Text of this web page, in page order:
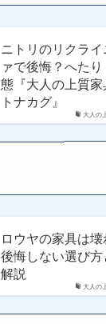
大人の
ニトリのリクライ
ァで後悔？へた
態『大人の上質家
トナカグ』
大人の
ロウヤの家具は壊
後悔しない選び
解説